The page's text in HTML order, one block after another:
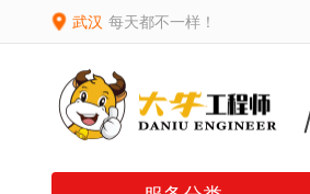
武汉 每天都不一样！